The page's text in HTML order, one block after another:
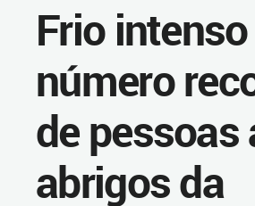
Frio
número
de pessoas
abrigos da